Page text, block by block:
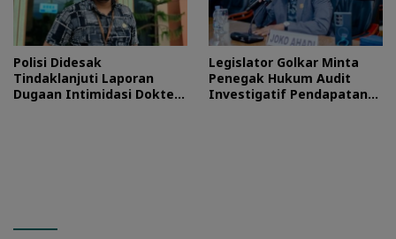
Polisi Didesak
Tindaklanjuti Laporan
Dugaan Intimidasi Dokter
Legislator Golkar Minta
Penegak Hukum Audit
Investigatif Pendapatan